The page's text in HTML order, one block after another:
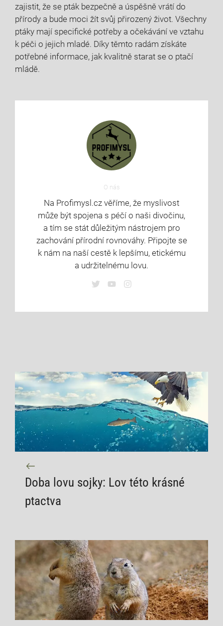
zajistit, že se pták bezpečně a úspěšně vrátí do
přírody a bude moci žít svůj přirozený život. Všechny
ptáky mají specifické potřeby a očekávání ve vztahu
k péči o jejich mladé. Díky těmto radám získáte
potřebné informace, jak kvalitně starat se o ptačí
mládě.
O nás
Na Profimysl.cz věříme, že myslivost
může být spojena s péčí o naši divočinu,
a tím se stát důležitým nástrojem pro
zachování přírodní rovnováhy. Připojte se
k nám na naší cestě k lepšímu, etickému
a udržitelnému lovu.
Doba lovu sojky: Lov této krásné
ptactva